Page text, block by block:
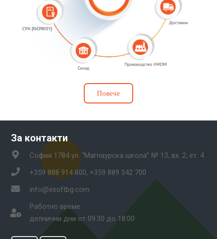
Повече
За контакти
София 1784 ул. “Магнаурска школа” № 13, вх. 2, ет. 4
+359 888 914 800, +359 889 342 700
info@xsoftbg.com
Работно време:
делнични дни от 09:30 до 18:00